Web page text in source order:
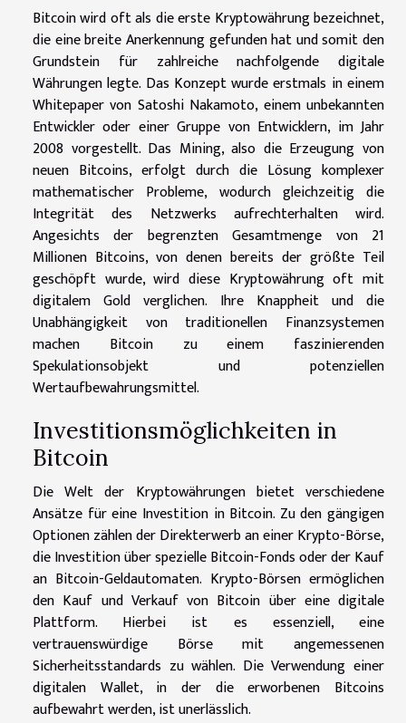
Bitcoin wird oft als die erste Kryptowährung bezeichnet,
die eine breite Anerkennung gefunden hat und somit den
Grundstein für zahlreiche nachfolgende digitale
Währungen legte. Das Konzept wurde erstmals in einem
Whitepaper von Satoshi Nakamoto, einem unbekannten
Entwickler oder einer Gruppe von Entwicklern, im Jahr
2008 vorgestellt. Das Mining, also die Erzeugung von
neuen Bitcoins, erfolgt durch die Lösung komplexer
mathematischer Probleme, wodurch gleichzeitig die
Integrität des Netzwerks aufrechterhalten wird.
Angesichts der begrenzten Gesamtmenge von 21
Millionen Bitcoins, von denen bereits der größte Teil
geschöpft wurde, wird diese Kryptowährung oft mit
digitalem Gold verglichen. Ihre Knappheit und die
Unabhängigkeit von traditionellen Finanzsystemen
machen Bitcoin zu einem faszinierenden
Spekulationsobjekt und potenziellen
Wertaufbewahrungsmittel.
Investitionsmöglichkeiten in
Bitcoin
Die Welt der Kryptowährungen bietet verschiedene
Ansätze für eine Investition in Bitcoin. Zu den gängigen
Optionen zählen der Direkterwerb an einer Krypto-Börse,
die Investition über spezielle Bitcoin-Fonds oder der Kauf
an Bitcoin-Geldautomaten. Krypto-Börsen ermöglichen
den Kauf und Verkauf von Bitcoin über eine digitale
Plattform. Hierbei ist es essenziell, eine
vertrauenswürdige Börse mit angemessenen
Sicherheitsstandards zu wählen. Die Verwendung einer
digitalen Wallet, in der die erworbenen Bitcoins
aufbewahrt werden, ist unerlässlich.